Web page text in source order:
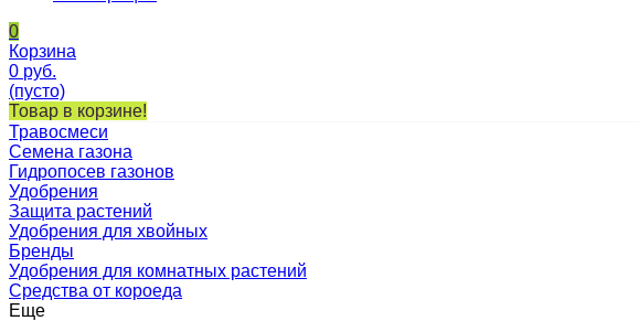
0
Корзина
0 руб.
(пусто)
Товар в корзине!
Травосмеси
Семена газона
Гидропосев газонов
Удобрения
Защита растений
Удобрения для хвойных
Бренды
Удобрения для комнатных растений
Средства от короеда
Еще